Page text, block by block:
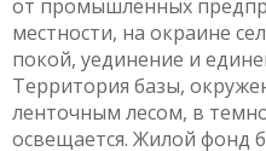
от промышленных
местности, на окраине
покой, уединение и
Территория базы,
ленточным лесом, в
освещается. Жилой фонд